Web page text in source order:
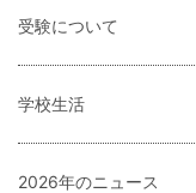
受験について
学校生活
2026